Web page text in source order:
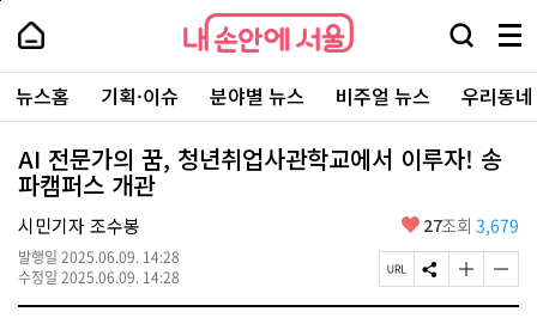
본
로
가
내
손
안
에
서
울
-
서
울
시
대
표
소
통
포
내
손
에
울
검
창
열
기
메
뉴
전
체
보
주
요
서
뉴스홈 기획·이슈 분야별 뉴스 비주얼 뉴스 우리동
AI 전문가의 꿈, 청년취업사관학교에서 이루자! 송
파캠퍼스 개관
시민기자 조수봉
발행일 2025.06.09. 14:28
수정일 2025.06.09. 14:28
좋
요
27조회 3,679
페
이
S
N
글
자
글
자
페
상
단
로